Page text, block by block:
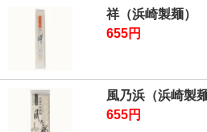
祥（浜崎製麺）
655円
風乃浜（浜崎製麺
655円